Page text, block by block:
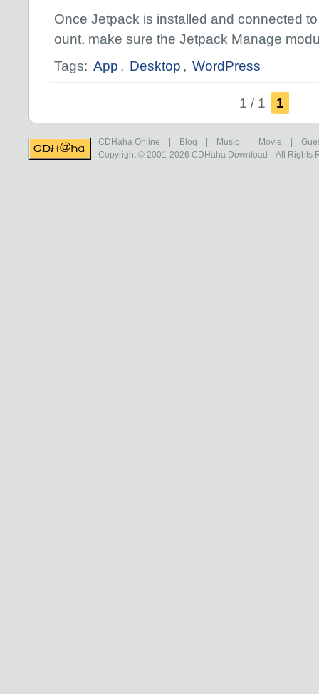
Once Jetpack is installed and connected
ount, make sure the Jetpack Manage
Tags: App , Desktop , WordPress
1 / 1 1
CDHaha Online Blog Music Movie
Copyright © 2001-2026 CDHaha Download All Rights